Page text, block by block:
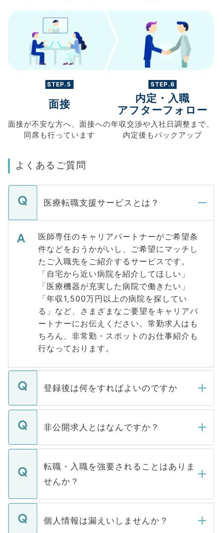
STEP.5
面接
面接が不安な方へ、 面接への
同席も行っています
STEP.6
内定・入職
アフターフォロー
年収交渉や入社日調整まで、
内定後もバックアップ
よくあるご質問
医療転職支援サービスとは？
医師専任のキャリアパートナーがご希望条
件などをおうかがいし、ご希望にマッチし
たご入職先をご紹介するサービスです。
「自宅から近い病院を紹介してほしい」
「医療機器が充実した病院で働きたい」
「年収1,500万円以上の病院を探してい
る」など、さまざまなご要望をキャリアパ
ートナーにお伝えください。常勤求人はも
ちろん、非常勤・スポットのお仕事紹介も
行なっております。
登録後は何をすればよいのですか
ご登録いただきましたら、弊社担当者がご
登録内容を確認し、その後メールもしくは
ます。通常、5営業日以内にはご連絡をせて
いただきますので、しばらくお待ちくださ
非公開求人とはなんですか？
マイナビDOCTORで取り扱っている求人の
うち約3割は、Webサイトからご覧いただ
けない「非公開求人」です。非公開求人は
下記の理由によって、一般には公開してい
ません。
■応募殺到を避けるため 人気のある医療機
転職・入職を強要されることはありま
せんか？
転職・入職を強要することは一切ありませ
ん。また、仮に応募先から内定をいただい
個人情報は漏えいしませんか？